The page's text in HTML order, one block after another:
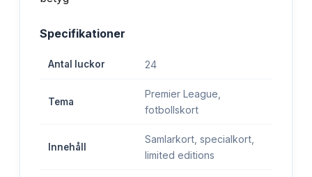
Specifikationer
Antal luckor 24
Tema
Premier League,
fotbollskort
Innehåll
Samlarkort, specialkort,
limited editions